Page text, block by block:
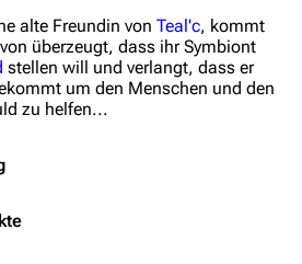
Universum
alte Freundin von Teal'c, kommt
überzeugt, dass ihr Symbiont
stellen will und verlangt, dass er
um den Menschen und den
zu helfen...